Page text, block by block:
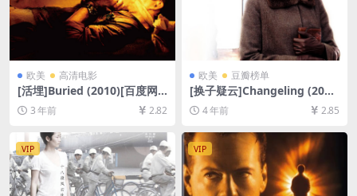
欧美 高清电影
[活埋]Buried (2010)[百度网
盘+迅雷云盘资源1080P超清
未删减][MP4/5GB][中文字幕]
3 年前 2.82
欧美 豆瓣榜单
[换子疑云]Changeling (200
8)[百度网盘+迅雷云盘资源10
80P超清未删减][MP4/8.6GB]
4 年前 2.85
VIP VIP